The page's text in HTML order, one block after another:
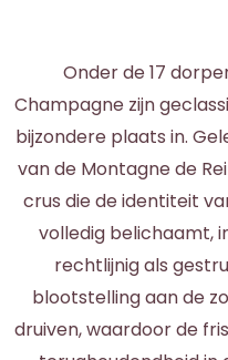
Onder de 17
Champagne zijn
bijzondere plaats in.
van de Montagne de
crus die de identiteit
volledig belichaamt,
rechtlijnig als
blootstelling aan de
druiven, waardoor de